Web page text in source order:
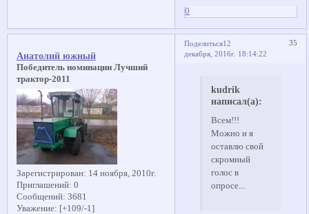
0
Поделиться 35
12
декабря, 2016г. 18:14:22
Анатолий южный
Победитель номинации Лучший
трактор-2011
Зарегистрирован: 14 ноября, 2010г.
Приглашений: 0
Сообщений: 3681
Уважение: [+109/-1]
kudrik
написал(а):
Всем!!!
Можно и я
оставлю свой
скромный
голос в
опросе...